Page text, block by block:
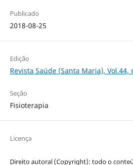
Publicado
2018-08-25
Edição
Revista Saúde (Santa Maria), Vol.44,
Seção
Fisioterapia
Licença
Direito autoral (Copyright): todo o